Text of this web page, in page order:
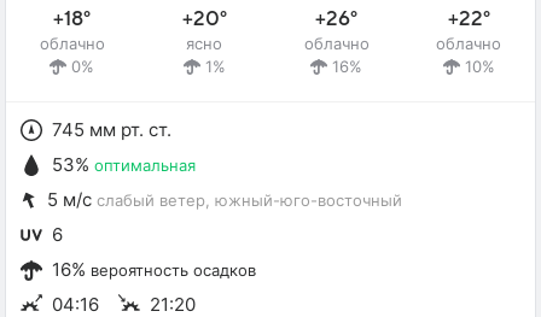
+18°
облачно
0%
+20°
ясно
1%
+26°
облачно
16%
+22°
облачно
10%
745 мм рт. ст.
53% оптимальная
5 м/с слабый ветер , южный-юго-восточный
6
16% вероятность осадков
04:16 21:20